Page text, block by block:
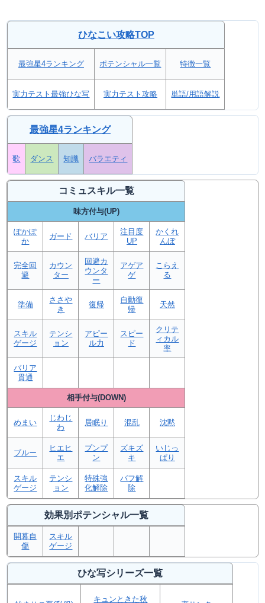
ひなこい攻略TOP
最強星4ランキング ポテンシャル一覧 特徴一覧
実力テスト最強ひな写 実力テスト攻略 単語/用語解説
最強星4ランキング
歌 ダンス 知識 バラエティ
コミュスキル一覧
味方付与(UP)
ぽかぽ
か
ガード バリア
注目度
UP
かくれ
んぼ
完全回
避
カウン
ター
回避カ
ウンタ
ー
アゲア
ゲ
こらえ
る
準備
ささや
き
復帰
自動復
帰
天然
スキル
ゲージ
テンシ
ョン
アピー
ル力
スピー
ド
クリテ
ィカル
率
バリア
貫通
相手付与(DOWN)
めまい
じわじ
わ
居眠り 混乱 沈黙
ブルー
ヒエヒ
エ
プンプ
ン
ズキズ
キ
いじっ
ぱり
スキル
ゲージ
テンシ
ョン
特殊強
化解除
バフ解
除
効果別ポテンシャル一覧
開幕自
傷
スキル
ゲージ
ひな写シリーズ一覧
キュンときた秋